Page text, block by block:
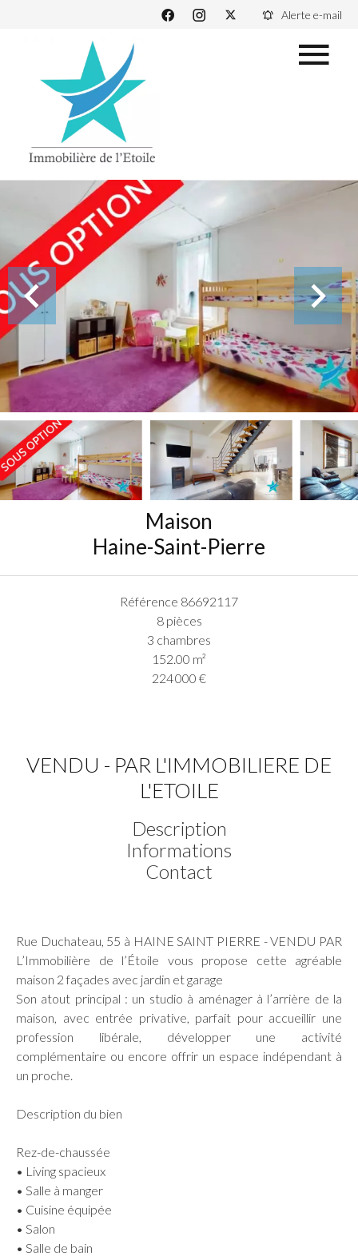
Alerte e-mail
Maison
Haine-Saint-Pierre
Référence 86692117
8 pièces
3 chambres
152.00 m²
224 000 €
VENDU - PAR L'IMMOBILIERE DE
L'ETOILE
Description
Informations
Contact
Rue Duchateau, 55 à HAINE SAINT PIERRE - VENDU PAR
L’Immobilière de l’Étoile vous propose cette agréable
maison 2 façades avec jardin et garage
Son atout principal : un studio à aménager à l’arrière de la
maison, avec entrée privative, parfait pour accueillir une
profession libérale, développer une activité
complémentaire ou encore offrir un espace indépendant à
un proche.
Description du bien
Rez-de-chaussée
• Living spacieux
• Salle à manger
• Cuisine équipée
• Salon
• Salle de bain